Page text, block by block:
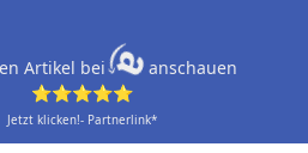
Artikel bei
anschauen
⭐⭐⭐⭐⭐
Jetzt klicken!- Partnerlink*